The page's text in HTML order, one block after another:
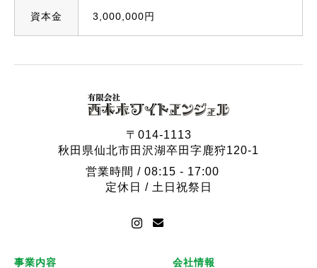
資本金 3,000,000円
〒014-1113
秋田県仙北市田沢湖卒田字鹿狩120-1
営業時間 / 08:15 - 17:00
定休日 / 土日祝祭日
事業内容 会社情報